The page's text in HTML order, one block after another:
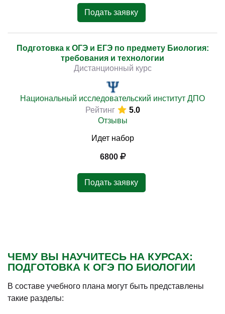
Подать заявку
Подготовка к ОГЭ и ЕГЭ по предмету Биология:
требования и технологии
Дистанционный курс
Национальный исследовательский институт ДПО
Рейтинг
5.0
Отзывы
Идет набор
6800
Подать заявку
ЧЕМУ ВЫ НАУЧИТЕСЬ НА КУРСАХ:
ПОДГОТОВКА К ОГЭ ПО БИОЛОГИИ
В составе учебного плана могут быть представлены
такие разделы: